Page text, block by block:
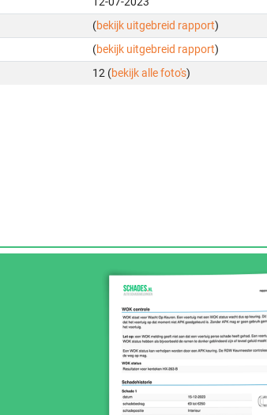
(bekijk uitgebreid rapport)
(bekijk uitgebreid rapport)
12 (bekijk alle foto's)